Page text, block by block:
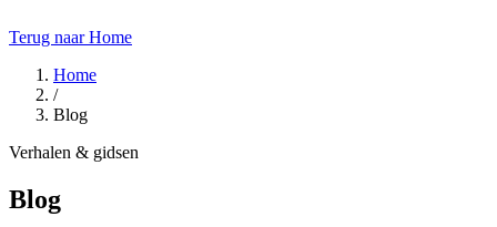
Terug naar Home
Home
/
Blog
Verhalen & gidsen
Blog